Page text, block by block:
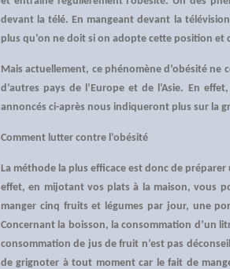
devant la télé. En mangeant devant la
plus qu’on ne doit si on adopte cette position
Mais actuellement, ce phénomène d’obésité ne
d’autres pays de l’Europe et de l’Asie. En
annoncés ci-après nous indiqueront plus sur la
Comment lutter contre l’obésité
La méthode la plus efficace est donc de
effet, en mijotant vos plats à la maison, vous
manger cinq fruits et légumes par jour, une
Concernant la boisson, la consommation d’un
consommation de jus de fruit n’est pas
de grignoter à tout moment car le fait de